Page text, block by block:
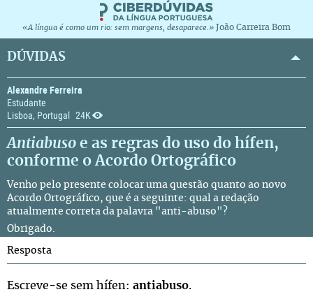
«A língua é como um rio: sem margens, desaparece.» João Carreira Bom
DÚVIDAS
Alexandre Ferreira
Estudante
Lisboa, Portugal 24K
Antiabuso e as regras do uso do hífen,
conforme o Acordo Ortográfico
Venho pelo presente colocar uma questão quanto ao novo
Acordo Ortográfico, que é a seguinte: qual a redação
atualmente correta da palavra "anti-abuso"?
Obrigado.
Resposta
Escreve-se sem hífen: antiabuso.